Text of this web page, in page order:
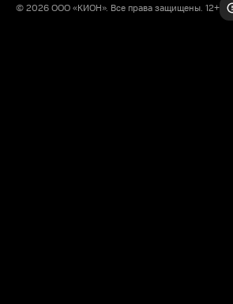
© 2026 ООО «КИОН». Все права защищены. 12+